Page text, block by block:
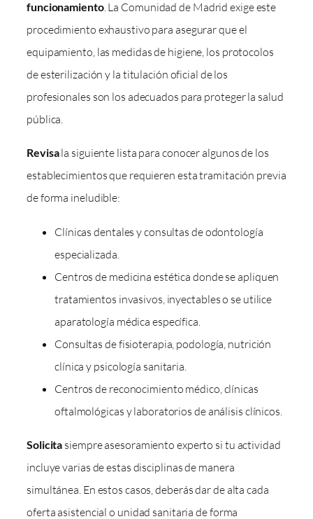
funcionamiento. La Comunidad de Madrid exige este
procedimiento exhaustivo para asegurar que el
equipamiento, las medidas de higiene, los protocolos
de esterilización y la titulación oficial de los
profesionales son los adecuados para proteger la salud
pública.
Revisala siguiente lista para conocer algunos de los
establecimientos que requieren esta tramitación previa
de forma ineludible:
Clínicas dentales y consultas de odontología
especializada.
Centros de medicina estética donde se apliquen
tratamientos invasivos, inyectables o se utilice
aparatología médica específica.
Consultas de fisioterapia, podología, nutrición
clínica y psicología sanitaria.
Centros de reconocimiento médico, clínicas
oftalmológicas y laboratorios de análisis clínicos.
Solicita siempre asesoramiento experto si tu actividad
incluye varias de estas disciplinas de manera
simultánea. En estos casos, deberás dar de alta cada
oferta asistencial o unidad sanitaria de forma